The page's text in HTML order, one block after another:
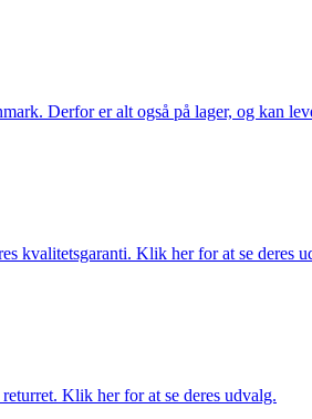
Derfor er alt også på lager, og kan
kvalitetsgaranti. Klik her for at se deres
Klik her for at se deres udvalg.